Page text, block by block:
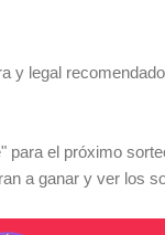
y legal
para el próximo
a ganar y ver los